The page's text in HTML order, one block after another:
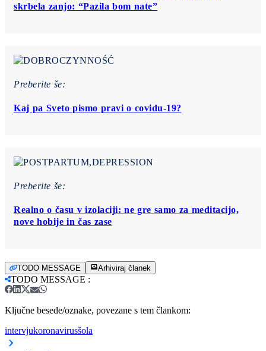
skrbela zanjo: “Pazila bom nate”
Preberite še:
Kaj pa Sveto pismo pravi o covidu-19?
Preberite še:
Realno o času v izolaciji: ne gre samo za meditacijo,
nove hobije in čas zase
TODO MESSAGE Arhiviraj članek
TODO MESSAGE :
Ključne besede/oznake, povezane s tem člankom:
intervjukoronavirusšola